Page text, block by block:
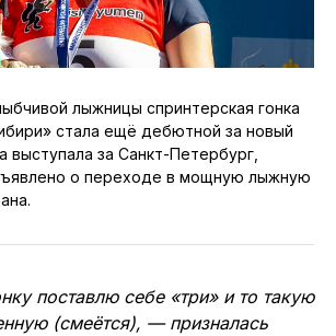
лыжницы спринтерская гонка
стала ещё дебютной за новый
выступала за Санкт-Петербург,
о переходе в мощную лыжную
поставлю себе «три» и то такую
(смеётся), — призналась